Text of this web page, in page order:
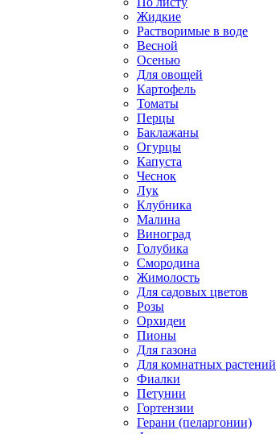
Жидкие
Растворимые в воде
Весной
Осенью
Для овощей
Картофель
Томаты
Перцы
Баклажаны
Огурцы
Капуста
Чеснок
Лук
Клубника
Малина
Виноград
Голубика
Смородина
Жимолость
Для садовых цветов
Розы
Орхидеи
Пионы
Для газона
Для комнатных растений
Фиалки
Петунии
Гортензии
Герани (пеларгонии)